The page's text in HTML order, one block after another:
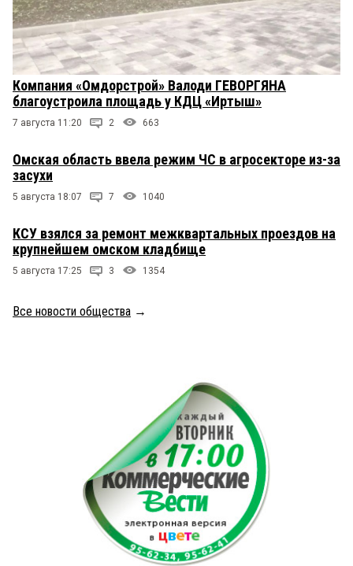
Компания «Омдорстрой» Валоди ГЕВОРГЯНА
благоустроила площадь у КДЦ «Иртыш»
7 августа 11:20 2 663
Омская область ввела режим ЧС в агросекторе из-за
засухи
5 августа 18:07 7 1040
КСУ взялся за ремонт межквартальных проездов на
крупнейшем омском кладбище
5 августа 17:25 3 1354
Все новости общества →